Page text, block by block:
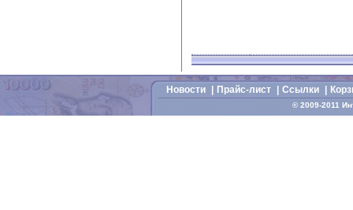
Новости Прайс-лист Cсылки
© 2009-2011